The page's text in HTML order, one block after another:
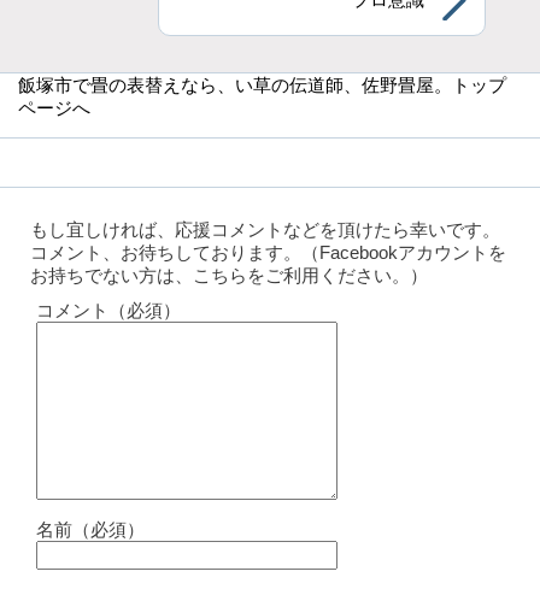
飯塚市で畳の表替えなら
、い草の伝道師、佐野畳屋。トップ
ページへ
もし宜しければ、応援コメントなどを頂けたら幸いです。
コメント、お待ちしております。（Facebookアカウントを
お持ちでない方は、こちらをご利用ください。）
コメント（必須）
名前（必須）